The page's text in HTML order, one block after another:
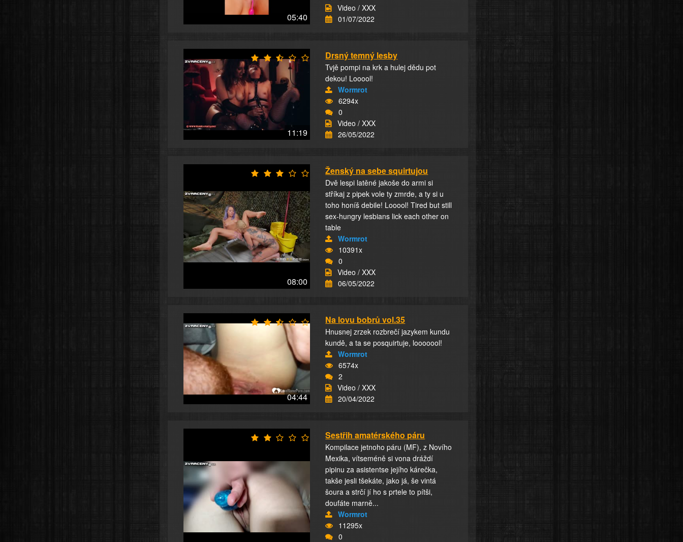
05:40
Video / XXX
01/07/2022
11:19
Drsný temný lesby
Tvjě pompi na krk a hulej dědu pot
dekou! Looool!
Wormrot
6294x
0
Video / XXX
26/05/2022
08:00
Ženský na sebe squirtujou
Dvě lespi latěné jakoše do armi si
stříkaj z pipek vole ty zmrde, a ty si u
toho honíš debile! Looool! Tired but still
sex-hungry lesbians lick each other on
table
Wormrot
10391x
0
Video / XXX
06/05/2022
04:44
Na lovu bobrů vol.35
Hnusnej zrzek rozbrečí jazykem kundu
kundě, a ta se posquirtuje, looooool!
Wormrot
6574x
2
Video / XXX
20/04/2022
Sestřih amatérského páru
Kompilace jetnoho páru (MF), z Novího
Mexika, vítseméně si vona dráždí
pipinu za asistentse jejího kárečka,
takše jesli tšekáte, jako já, še vintá
šoura a strčí jí ho s prtele to pítši,
doufáte marně...
Wormrot
11295x
0